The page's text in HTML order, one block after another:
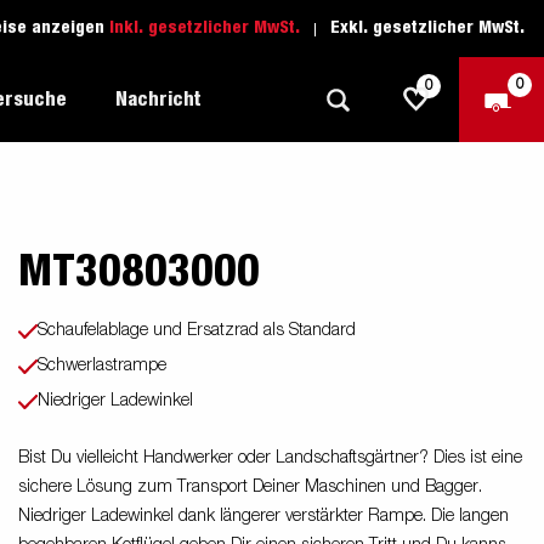
anzeigen Inkl. gesetzlicher MwSt. Exkl. gesetzlicher MwSt.
Freizeit-Anhänger
Schwerlast-Anhänger
Wassersport-Anhänger
Fahrschule
1205 Limited Edition
Nachricht
0 0
MT30803000
Schaufelablage und Ersatzrad als Standard
Schwerlastrampe
Niedriger Ladewinkel
Bist Du vielleicht Handwerker oder Landschaftsgärtner? Dies ist eine
sichere Lösung zum Transport Deiner Maschinen und Bagger.
Niedriger Ladewinkel dank längerer verstärkter Rampe. Die langen